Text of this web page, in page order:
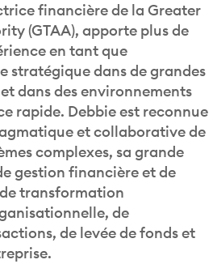
financière de la Greater
(GTAA), apporte plus de
en tant que
stratégique dans de grandes
dans des environnements
rapide. Debbie est reconnue
et collaborative de
complexes, sa grande
gestion financière et de
transformation
de
de levée de fonds et